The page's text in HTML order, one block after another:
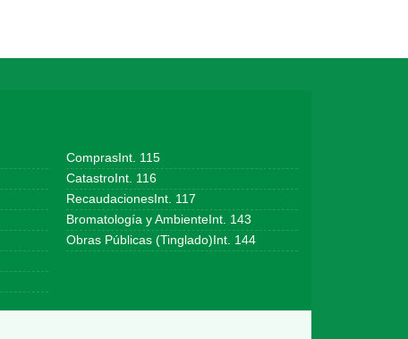
ComprasInt. 115
CatastroInt. 116
RecaudacionesInt. 117
Bromatología y AmbienteInt. 143
Obras Públicas (Tinglado)Int. 144